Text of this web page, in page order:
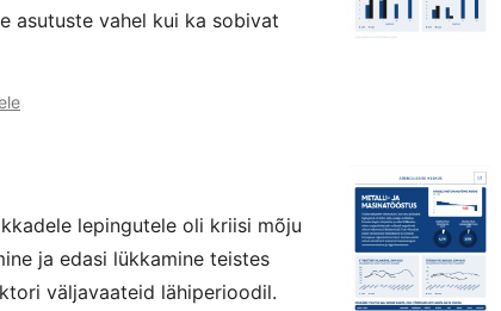
asutuste vahel kui ka sobivat
lepingutele oli kriisi mõju
ja edasi lükkamine teistes
väljavaateid lähiperioodil.